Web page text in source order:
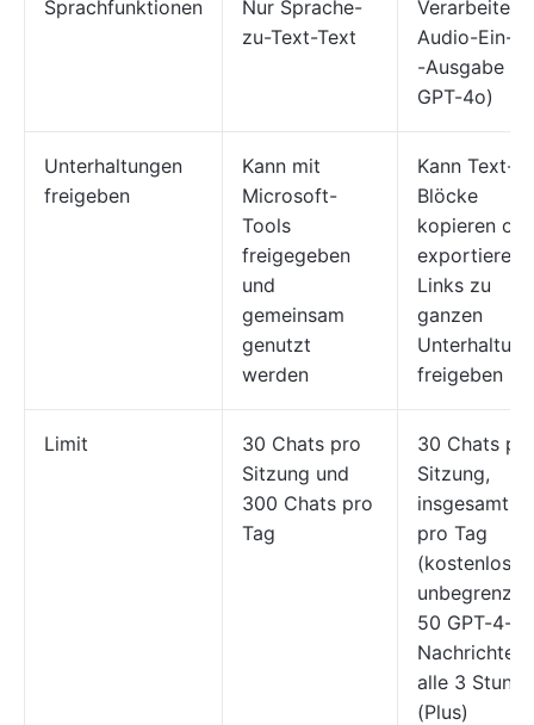
Sprachfunktionen
Nur Sprache-
zu-Text-Text
Verarbeitet
Audio-Ein-
-Ausgabe
GPT-4o)
Unterhaltungen
freigeben
Kann mit
Microsoft-
Tools
freigegeben
und
gemeinsam
genutzt
werden
Kann Text-
Blöcke
kopieren
exportieren,
Links zu
ganzen
freigeben
Limit
30 Chats pro
Sitzung und
300 Chats pro
Tag
30 Chats
Sitzung,
insgesamt
pro Tag
(kostenlos),
unbegrenzt
50 GPT-4-
Nachrichten
alle 3
(Plus)